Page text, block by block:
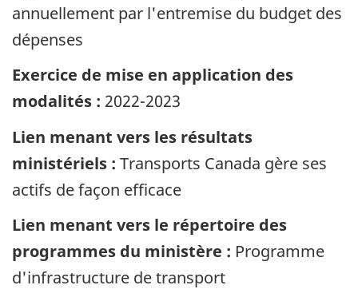
annuellement par l'entremise du budget des
dépenses
Exercice de mise en application des
modalités : 2022-2023
Lien menant vers les résultats
ministériels : Transports Canada gère ses
actifs de façon efficace
Lien menant vers le répertoire des
programmes du ministère : Programme
d'infrastructure de transport